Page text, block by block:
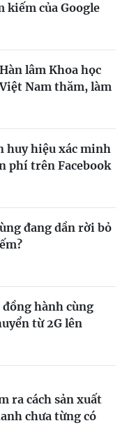
của Google
lâm Khoa học
Nam thăm, làm
huy hiệu xác minh
phí trên Facebook
đang dần rời bỏ
hành cùng
từ 2G lên
ra cách sản xuất
chưa từng có